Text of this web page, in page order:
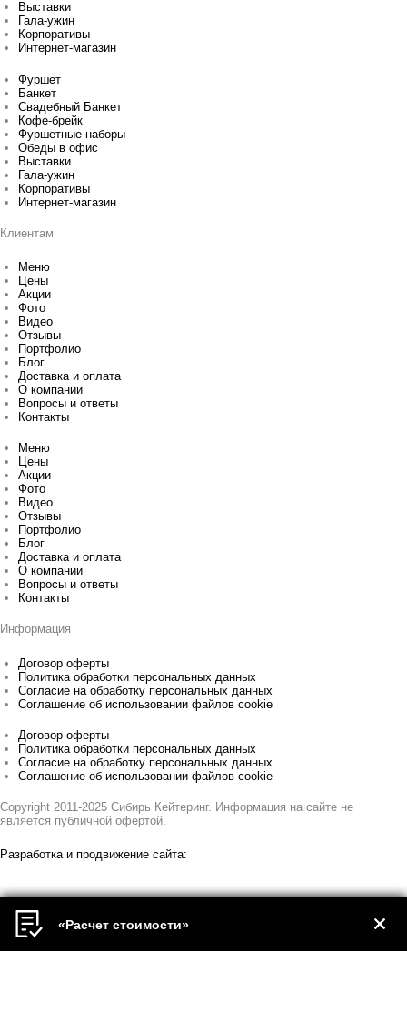
Выставки
Гала-ужин
Корпоративы
Интернет-магазин
Фуршет
Банкет
Свадебный Банкет
Кофе-брейк
Фуршетные наборы
Обеды в офис
Выставки
Гала-ужин
Корпоративы
Интернет-магазин
Клиентам
Меню
Цены
Акции
Фото
Видео
Отзывы
Портфолио
Блог
Доставка и оплата
О компании
Вопросы и ответы
Контакты
Меню
Цены
Акции
Фото
Видео
Отзывы
Портфолио
Блог
Доставка и оплата
О компании
Вопросы и ответы
Контакты
Информация
Договор оферты
Политика обработки персональных данных
Согласие на обработку персональных данных
Соглашение об использовании файлов cookie
Договор оферты
Политика обработки персональных данных
Согласие на обработку персональных данных
Соглашение об использовании файлов cookie
Copyright 2011-2025 Сибирь Кейтеринг. Информация на сайте не
является публичной офертой.
Разработка и продвижение сайта:
«Расчет стоимости»